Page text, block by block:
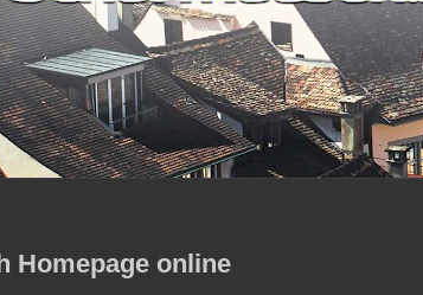
Homepage online